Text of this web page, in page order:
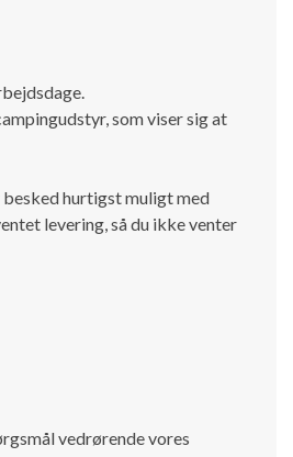
som viser sig at
hurtigst muligt med
levering, så du ikke venter
vedrørende vores